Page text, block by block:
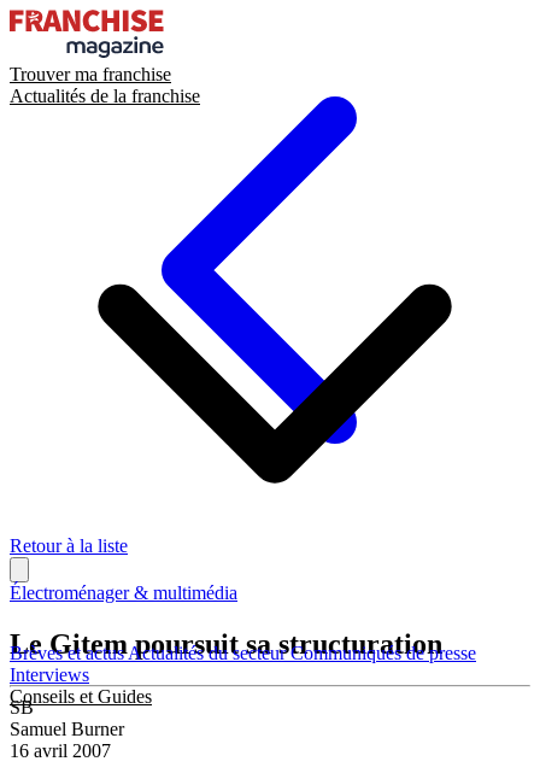
Trouver ma franchise
Actualités de la franchise
Brèves et actusActualités du secteurCommuniqués de presse
Interviews
Conseils et Guides
Retour à la liste
Électroménager & multimédia
Le Gitem poursuit sa structuration
SB
Samuel Burner
16 avril 2007